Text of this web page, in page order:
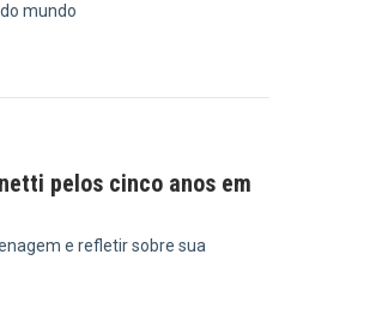
mundo
pelos cinco anos em
e refletir sobre sua